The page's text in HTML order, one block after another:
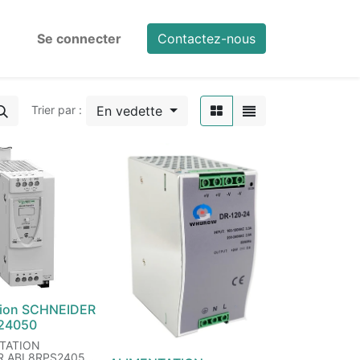
Se connecter Contactez-nous
Trier par : En vedette
SCHNEIDER
ABL8RPS24050